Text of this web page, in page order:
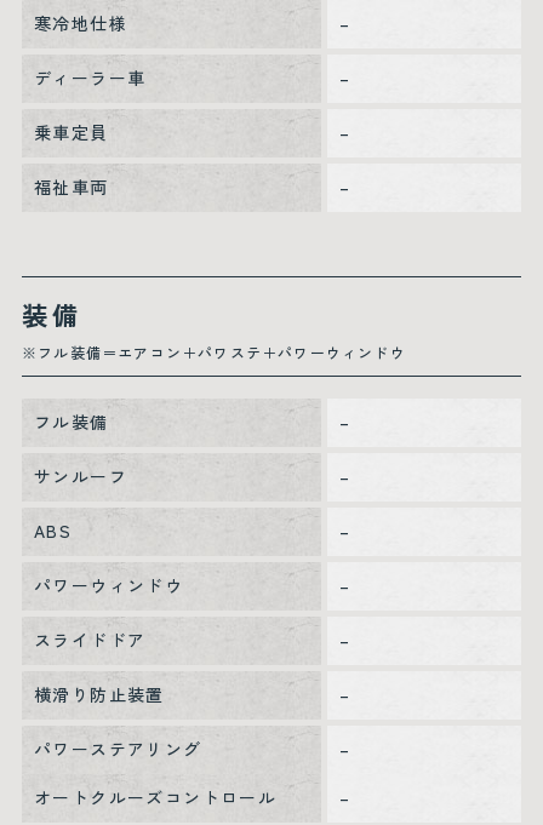
寒冷地仕様 –
ディーラー車 –
乗車定員 –
福祉車両 –
装備
※フル装備＝エアコン＋パワステ＋パワーウィンドウ
フル装備 –
サンルーフ –
ABS –
パワーウィンドウ –
スライドドア –
横滑り防止装置 –
パワーステアリング
–
オートクルーズコントロール
–